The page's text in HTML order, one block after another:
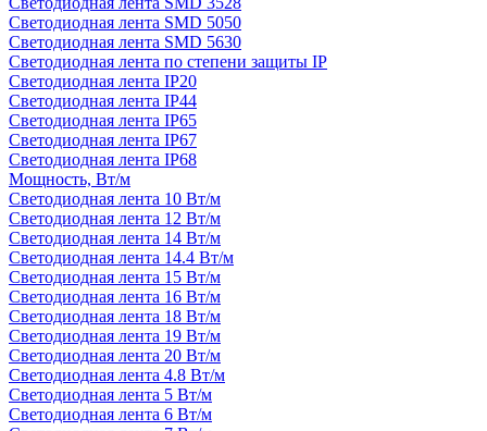
Светодиодная лента SMD 5050
Светодиодная лента SMD 5630
Светодиодная лента по степени защиты IP
Светодиодная лента IP20
Светодиодная лента IP44
Светодиодная лента IP65
Светодиодная лента IP67
Светодиодная лента IP68
Мощность, Вт/м
Светодиодная лента 10 Вт/м
Светодиодная лента 12 Вт/м
Светодиодная лента 14 Вт/м
Светодиодная лента 14.4 Вт/м
Светодиодная лента 15 Вт/м
Светодиодная лента 16 Вт/м
Светодиодная лента 18 Вт/м
Светодиодная лента 19 Вт/м
Светодиодная лента 20 Вт/м
Светодиодная лента 4.8 Вт/м
Светодиодная лента 5 Вт/м
Светодиодная лента 6 Вт/м